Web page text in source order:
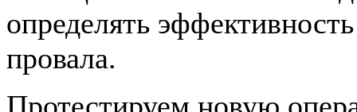
определять
провала.
Протестируем новую